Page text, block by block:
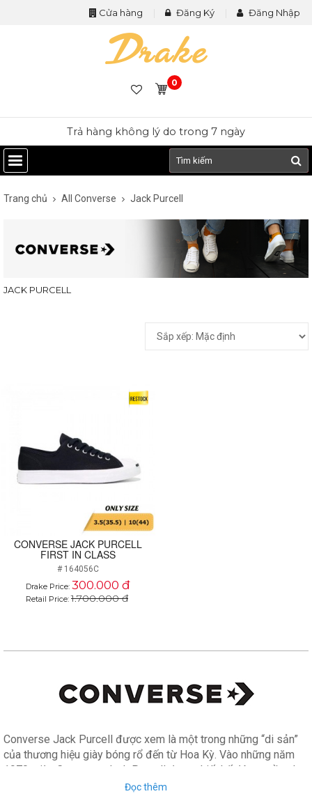
Cửa hàng Đăng Ký Đăng Nhập
0
Trả hàng không lý do trong 7 ngày
Trang chủ All Converse Jack Purcell
JACK PURCELL
CONVERSE JACK PURCELL
FIRST IN CLASS
# 164056C
Drake Price: 300.000 đ
Retail Price:1.700.000 đ
Converse Jack Purcell được xem là một trong những “di sản”
của thương hiệu giày bóng rổ đến từ Hoa Kỳ. Vào những năm
1970, giày Converse Jack Purcell được thiết kế độc quyền cho
bộ môn cầu lông, và đặc biệt hơn là chúng được các nhà thiết
Đọc thêm